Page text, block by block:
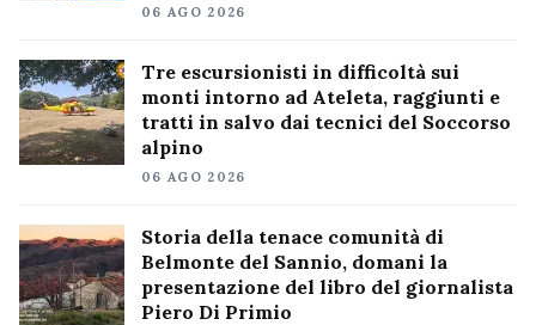
06 AGO 2026
Tre escursionisti in difficoltà sui
monti intorno ad Ateleta, raggiunti e
tratti in salvo dai tecnici del Soccorso
alpino
06 AGO 2026
Storia della tenace comunità di
Belmonte del Sannio, domani la
presentazione del libro del giornalista
Piero Di Primio